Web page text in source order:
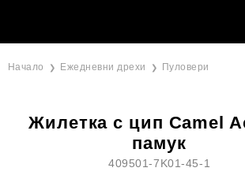
Начало Ежедневни дрехи Пуловери
Жилетка с цип Camel
памук
409501-7K01-45-1